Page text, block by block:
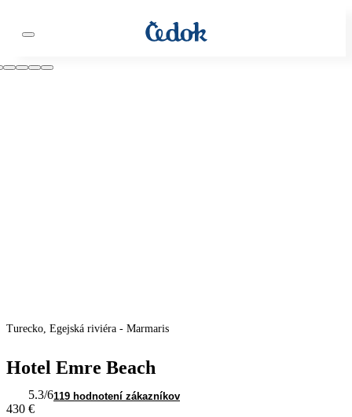
Turecko, Egejská riviéra - Marmaris
Hotel Emre Beach
5.3/6119 hodnotení zákazníkov
430 €